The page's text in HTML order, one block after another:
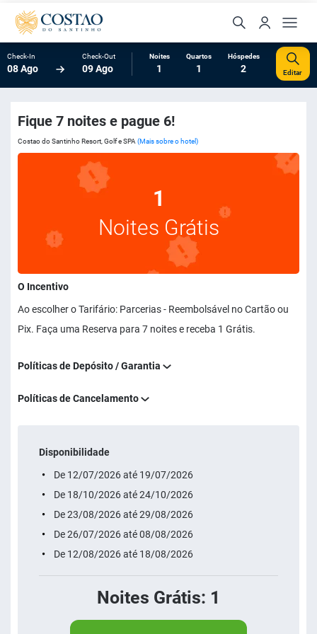
Check-In
08 Ago
Check-Out
09 Ago
Noites
1
Quartos
1
Hóspedes
2 Editar
Fique 7 noites e pague 6!
Costao do Santinho Resort, Golf e SPA (Mais sobre o hotel)
1
Noites Grátis
O Incentivo
Ao escolher o Tarifário: Parcerias - Reembolsável no Cartão ou
Pix. Faça uma Reserva para 7 noites e receba 1 Grátis.
Políticas de Depósito / Garantia
Políticas de Cancelamento
Disponibilidade
De 12/07/2026 até 19/07/2026
De 18/10/2026 até 24/10/2026
De 23/08/2026 até 29/08/2026
De 26/07/2026 até 08/08/2026
De 12/08/2026 até 18/08/2026
Noites Grátis: 1